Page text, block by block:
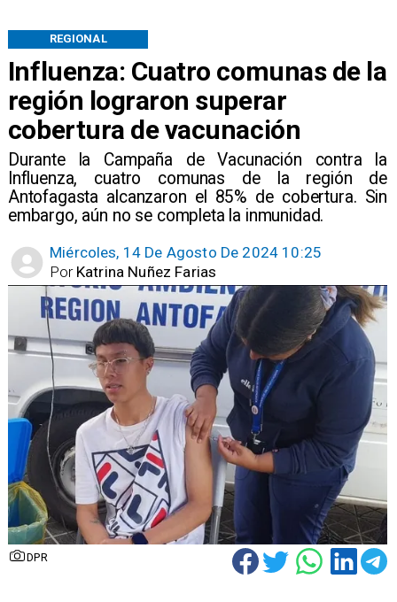
Influenza: Cuatro comunas de la
región lograron superar
cobertura de vacunación
Durante la Campaña de Vacunación contra la
Influenza, cuatro comunas de la región de
Antofagasta alcanzaron el 85% de cobertura. Sin
embargo, aún no se completa la inmunidad.
REGIONAL
Miércoles, 14 De Agosto De 2024 10:25
Katrina Nuñez Farias
Por
DPR